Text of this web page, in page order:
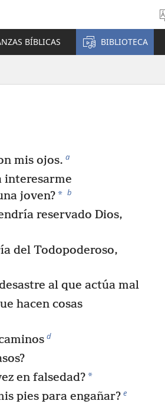
BÍBLICAS BIBLIOTECA
mis ojos. a
interesarme
joven?* b
reservado Dios,
del Todopoderoso,
al que actúa mal
hacen cosas
d
en falsedad?*
pies para engañar? e